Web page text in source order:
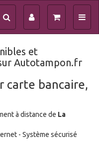
et
Autotampon.fr
carte bancaire,
à distance de La